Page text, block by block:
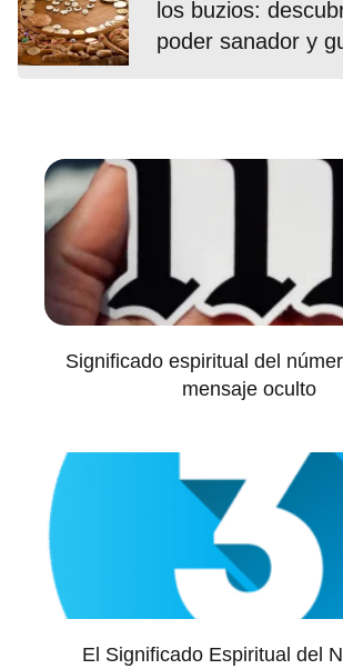
los buzios:
poder sanador y
Significado espiritual del
mensaje oculto
El Significado Espiritual del